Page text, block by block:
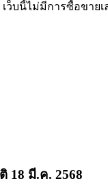
เว็บนี้ไม่มีการซื้อขา
18 มี.ค. 2568